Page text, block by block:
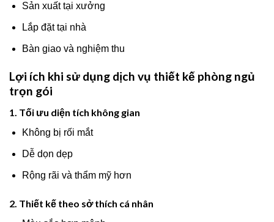
Sản xuất tại xưởng
Lắp đặt tại nhà
Bàn giao và nghiệm thu
Lợi ích khi sử dụng dịch vụ thiết kế phòng ngủ
trọn gói
1. Tối ưu diện tích không gian
Không bị rối mắt
Dễ dọn dẹp
Rộng rãi và thẩm mỹ hơn
2. Thiết kế theo sở thích cá nhân